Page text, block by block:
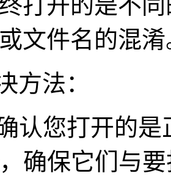
打开的是不
文件名的混淆
方法：
认您打开的
确保它们与